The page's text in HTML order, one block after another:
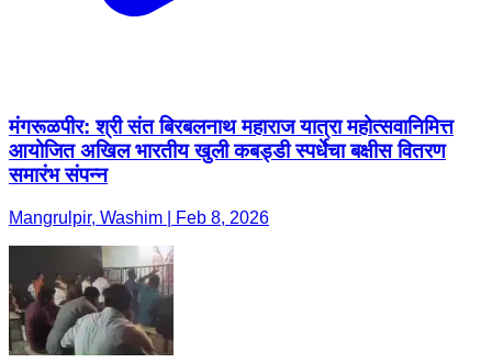
मंगरूळपीर: श्री संत बिरबलनाथ महाराज यात्रा महोत्सवानिमित्त
आयोजित अखिल भारतीय खुली कबड्डी स्पर्धेचा बक्षीस वितरण
समारंभ संपन्न
Mangrulpir, Washim | Feb 8, 2026